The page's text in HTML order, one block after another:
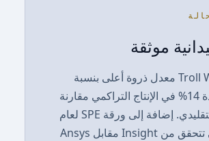
موثقة
حقق Troll West معدل ذروة أعلى بنسبة
50% وزيادة 14% في الإنتاج التراكمي مقارنة
بالإكمال التقليدي. إضافة إلى ورقة SPE لعام
2025 التي تتحقق من Insight مقابل Ansys